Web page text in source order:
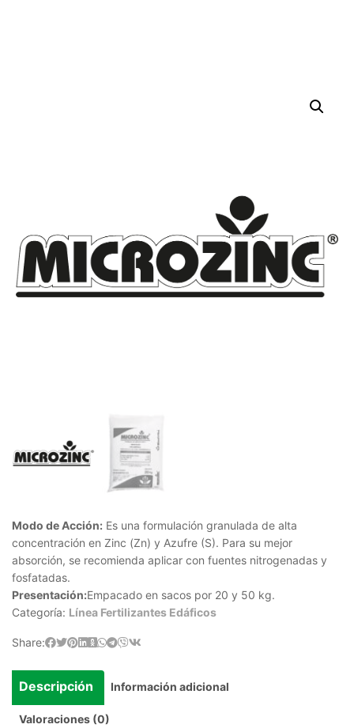
Modo de Acción: Es una formulación granulada de alta
concentración en Zinc (Zn) y Azufre (S). Para su mejor
absorción, se recomienda aplicar con fuentes nitrogenadas y
fosfatadas.
Presentación:Empacado en sacos por 20 y 50 kg.
Categoría: Línea Fertilizantes Edáficos
Share:
Descripción Información adicional
Valoraciones (0)